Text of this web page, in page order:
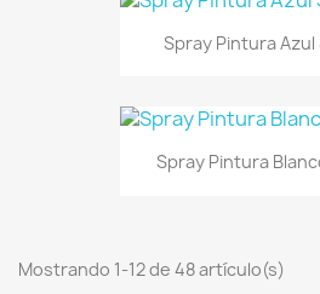
Spray Pintura Azul
Spray Pintura
Mostrando 1-12 de 48 artículo(s)